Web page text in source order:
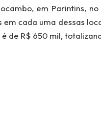
em Parintins,
cada uma dessas
de R$ 650 mil,